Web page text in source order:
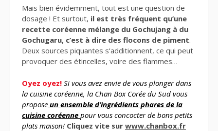
Mais bien évidemment, tout est une question de
dosage ! Et surtout, il est très fréquent qu’une
recette coréenne mélange du Gochujang à du
Gochugaru, c’est à dire des flocons de piment.
Deux sources piquantes s’additionnent, ce qui peut
provoquer des étincelles, voire des flammes…
Oyez oyez! Si vous avez envie de vous plonger dans
la cuisine coréenne, la Chan Box Corée du Sud vous
propose un ensemble d’ingrédients phares de la
cuisine coréenne pour vous concocter de bons petits
plats maison! Cliquez vite sur www.chanbox.fr